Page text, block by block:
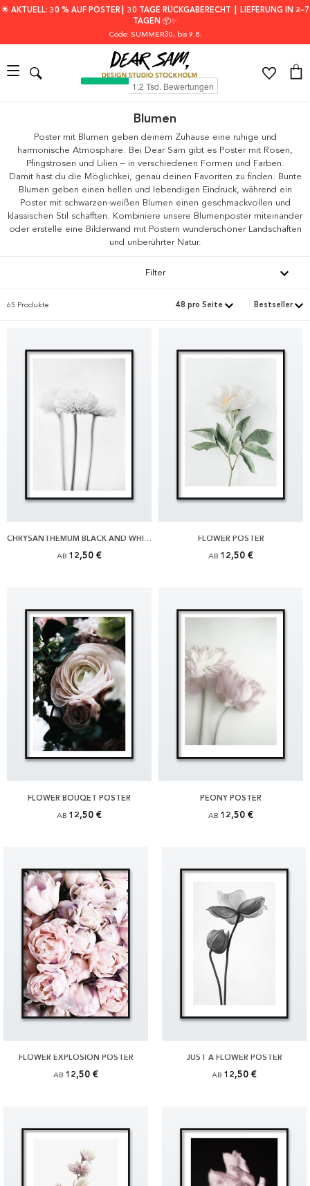
🌟 AKTUELL: 30 % AUF POSTER┃ 30 TAGE RÜCKGABERECHT ┃ LIEFERUNG IN 2–7
TAGEN 📦✨
Code: SUMMER30, bis 9.8.
Blumen
Poster mit Blumen geben deinem Zuhause eine ruhige und
harmonische Atmosphäre. Bei Dear Sam gibt es Poster mit Rosen,
Pfingstrosen und Lilien – in verschiedenen Formen und Farben.
Damit hast du die Möglichkei, genau deinen Favoriten zu finden. Bunte
Blumen geben einen hellen und lebendigen Eindruck, während ein
Poster mit schwarzen-weißen Blumen einen geschmackvollen und
klassischen Stil schafften. Kombiniere unsere Blumenposter miteinander
oder erstelle eine Bilderwand mit Postern wunderschöner Landschaften
und unberührter Natur.
Filter
65 Produkte
CHRYSANTHEMUM BLACK AND WHITE POSTER
AB 12,50 €
FLOWER POSTER
AB 12,50 €
FLOWER BOUQET POSTER
AB 12,50 €
PEONY POSTER
AB 12,50 €
FLOWER EXPLOSION POSTER
AB 12,50 €
JUST A FLOWER POSTER
AB 12,50 €